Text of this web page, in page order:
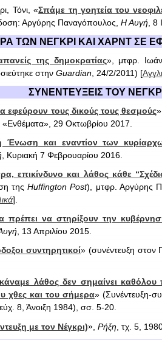
Τόνι, «Σπάμε τη γοητεία του
Αργύρης Παναγόπουλος, Η Αυγή ,
ΤΩΝ ΝΕΓΚΡΙ ΚΑΙ ΧΑΡΝΤ ΣΕ
της δημοκρατίας», μτφρ.
στην Guardian , 24/2/2011) [
ΣΥΝΕΝΤΕΥΞΕΙΣ ΤΟΥ ΝΕΓΚΡΙ
εφεύρουν τους δικούς τους θεσμούς
«Ενθέματα», 29 Οκτωβρίου 2017.
και εναντίον των
, Κυριακή 7 Φεβρουαρίου 2016.
επικίνδυνο και λάθος κάθε
τηςHuffington Post), μτφρ. Αργύρης
].
πρέπει να στηρίξουν την
, 13 Απριλίου 2015.
συντηρητικοί» (συνέντευξη στον
λάθος δεν σημαίνει καθόλου
χθες και του σήμερα» (Συνέντευξη-
8, Άνοιξη 1984), σσ. 5-20.
με τον Νέγκρι)» Ρήξη , τχ. 5,